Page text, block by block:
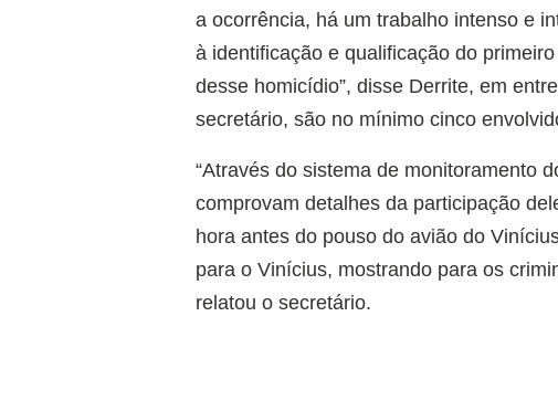
a ocorrência, há um trabalho intenso e
à identificação e qualificação do
desse homicídio”, disse Derrite, em
secretário, são no mínimo cinco
“Através do sistema de monitoramento
comprovam detalhes da participação
hora antes do pouso do avião do
para o Vinícius, mostrando para os
relatou o secretário.